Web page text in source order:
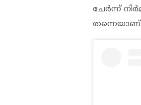
ചേർന്ന്
തന്നെയാണ്.